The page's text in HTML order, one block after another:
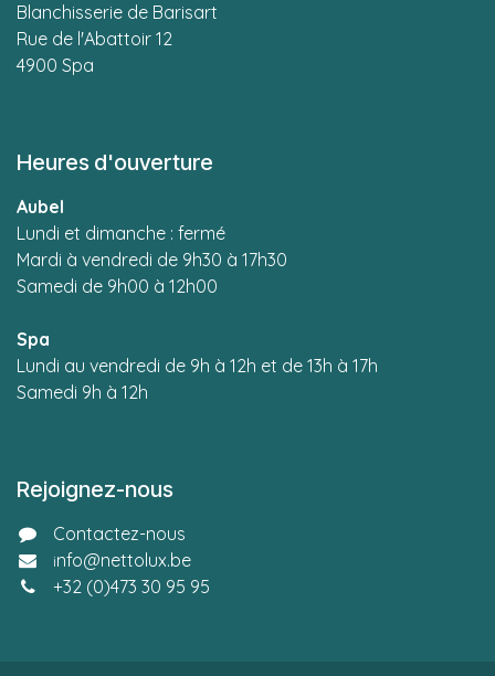
Blanchisserie de Barisart
Rue de l'Abattoir 12
4900 Spa
Heures d'ouverture
Aubel
Lundi et dimanche : fermé
Mardi à vendredi de 9h30 à 17h30
Samedi de 9h00 à 12h00
Spa
Lundi au vendredi de 9h à 12h et de 13h à 17h
Samedi 9h à 12h
Rejoignez-nous
Contactez-nous
info@nettolux.be
+32 (0)473 30 95 95